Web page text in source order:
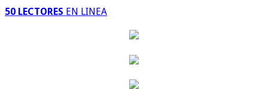
50 LECTORES EN LINEA